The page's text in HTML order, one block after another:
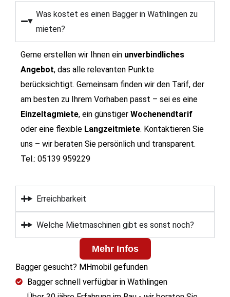
Was kostet es einen Bagger in Wathlingen zu
mieten?
Gerne erstellen wir Ihnen ein unverbindliches
Angebot, das alle relevanten Punkte
berücksichtigt. Gemeinsam finden wir den Tarif, der
am besten zu Ihrem Vorhaben passt – sei es eine
Einzeltagmiete, ein günstiger Wochenendtarif
oder eine flexible Langzeitmiete. Kontaktieren Sie
uns – wir beraten Sie persönlich und transparent.
Tel.: 05139 959229
Erreichbarkeit
Welche Mietmaschinen gibt es sonst noch?
Mehr Infos
Bagger gesucht? MHmobil gefunden
Bagger schnell verfügbar in Wathlingen